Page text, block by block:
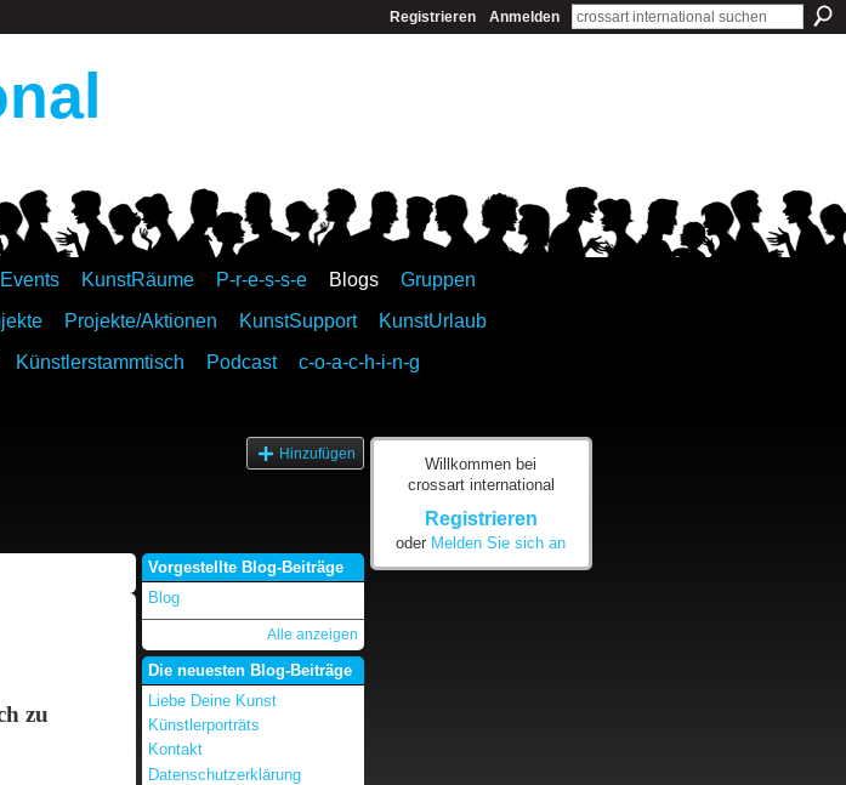
Registrieren Anmelden
Events KunstRäume P-r-e-s-s-e Blogs
Gruppen
Projekte/Aktionen KunstSupport
KunstUrlaub
Künstlerstammtisch Podcast
c-o-a-c-h-i-n-g
Hinzufügen
zu
Vorgestellte Blog-Beiträge
Blog
Alle anzeigen
Die neuesten Blog-Beiträge
Liebe Deine Kunst
Künstlerporträts
Kontakt
Datenschutzerklärung
Willkommen bei
crossart international
Registrieren
oder Melden Sie sich an